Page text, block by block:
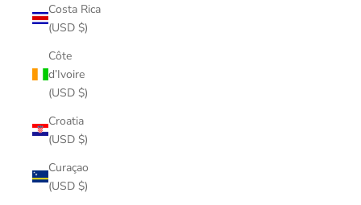
Costa Rica
(USD $)
Côte
d’Ivoire
(USD $)
Croatia
(USD $)
Curaçao
(USD $)